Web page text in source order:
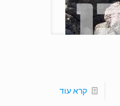
קרא עוד